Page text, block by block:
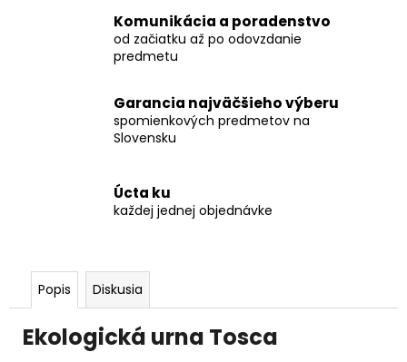
Komunikácia a poradenstvo
od začiatku až po odovzdanie
predmetu
Garancia najväčšieho výberu
spomienkových predmetov na
Slovensku
Úcta ku
každej jednej objednávke
Popis Diskusia
Ekologická urna Tosca